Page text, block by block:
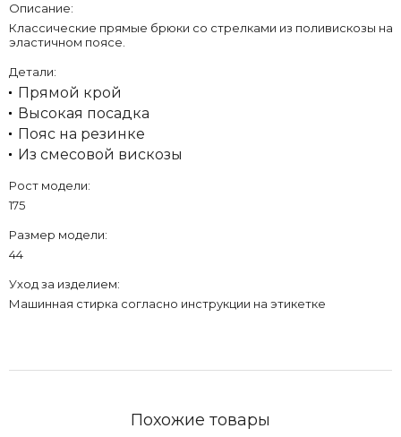
Описание:
Классические прямые брюки со стрелками из поливискозы на
эластичном поясе.
Детали:
Прямой крой
Высокая посадка
Пояс на резинке
Из смесовой вискозы
Рост модели:
175
Размер модели:
44
Уход за изделием:
Машинная стирка согласно инструкции на этикетке
Похожие товары